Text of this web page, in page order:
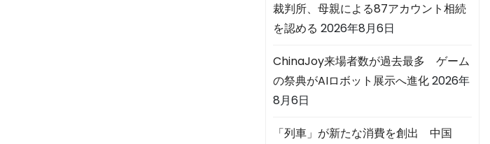
裁判所、母親による87アカウント相続
を認める 2026年8月6日
ChinaJoy来場者数が過去最多 ゲーム
の祭典がAIロボット展示へ進化2026年
8月6日
「列車」が新たな消費を創出 中国